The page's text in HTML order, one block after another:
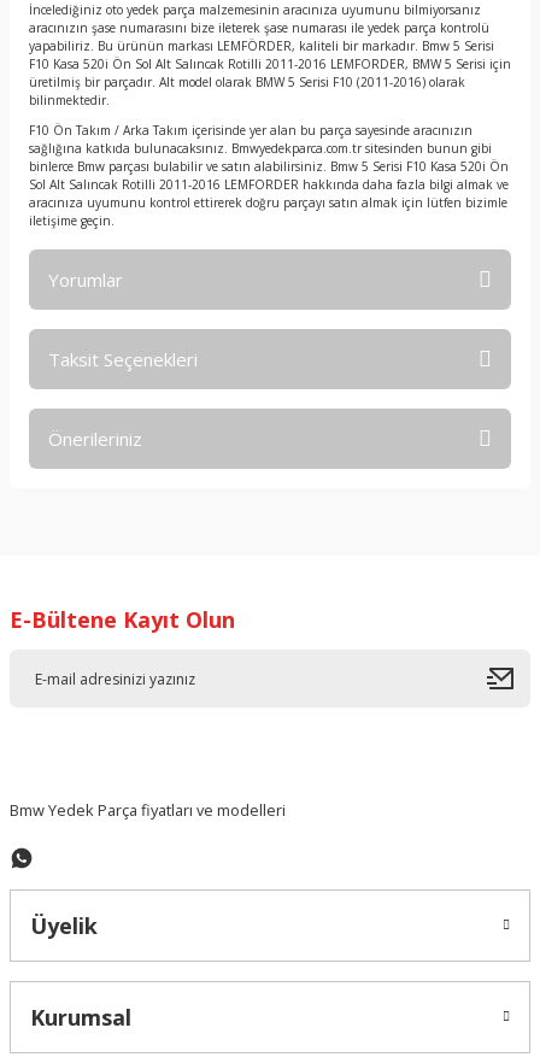
İncelediğiniz oto yedek parça malzemesinin aracınıza uyumunu bilmiyorsanız
aracınızın şase numarasını bize ileterek şase numarası ile yedek parça kontrolü
yapabiliriz. Bu ürünün markası LEMFÖRDER, kaliteli bir markadır. Bmw 5 Serisi
F10 Kasa 520i Ön Sol Alt Salıncak Rotilli 2011-2016 LEMFORDER, BMW 5 Serisi için
üretilmiş bir parçadır. Alt model olarak BMW 5 Serisi F10 (2011-2016) olarak
bilinmektedir.
F10 Ön Takım / Arka Takım içerisinde yer alan bu parça sayesinde aracınızın
sağlığına katkıda bulunacaksınız. Bmwyedekparca.com.tr sitesinden bunun gibi
binlerce Bmw parçası bulabilir ve satın alabilirsiniz. Bmw 5 Serisi F10 Kasa 520i Ön
Sol Alt Salıncak Rotilli 2011-2016 LEMFORDER hakkında daha fazla bilgi almak ve
aracınıza uyumunu kontrol ettirerek doğru parçayı satın almak için lütfen bizimle
iletişime geçin.
Yorumlar
Taksit Seçenekleri
Önerileriniz
Ürün resmi kalitesiz, bozuk veya görüntülenemiyor.
E-Bültene Kayıt Olun
Bmw Yedek Parça fiyatları ve modelleri
Üyelik
Kurumsal